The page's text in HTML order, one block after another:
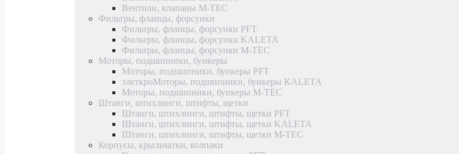
Вентили, клапаны M-TEC
Фильтры, фланцы, форсунки
Фильтры, фланцы, форсунки PFT
Фильтры, фланцы, форсунки KALETA
Фильтры, фланцы, форсунки M-TEC
Моторы, подшипники, бункеры
Моторы, подшипники, бункеры PFT
элеткроМоторы, подшипники, бункеры KALETA
Моторы, подшипники, бункеры M-TEC
Штанги, штихлинги, штифты, щетки
Штанги, штихлинги, штифты, щетки PFT
Штанги, штихлинги, штифты, щетки KALETA
Штанги, штихлинги, штифты, щетки M-TEC
Корпусы, крыльчатки, колпаки